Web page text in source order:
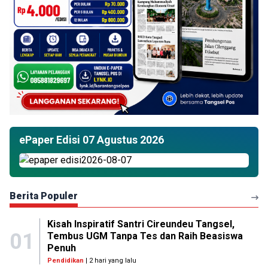
ePaper Edisi 07 Agustus 2026
Berita Populer
01
Kisah Inspiratif Santri Cireundeu Tangsel,
Tembus UGM Tanpa Tes dan Raih Beasiswa
Penuh
Pendidikan | 2 hari yang lalu